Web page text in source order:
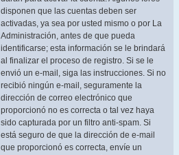
disponen que las cuentas deben ser
activadas, ya sea por usted mismo o por La
Administración, antes de que pueda
identificarse; esta información se le brindará
al finalizar el proceso de registro. Si se le
envió un e-mail, siga las instrucciones. Si no
recibió ningún e-mail, seguramente la
dirección de correo electrónico que
proporcionó no es correcta o tal vez haya
sido capturada por un filtro anti-spam. Si
está seguro de que la dirección de e-mail
que proporcionó es correcta, envíe un